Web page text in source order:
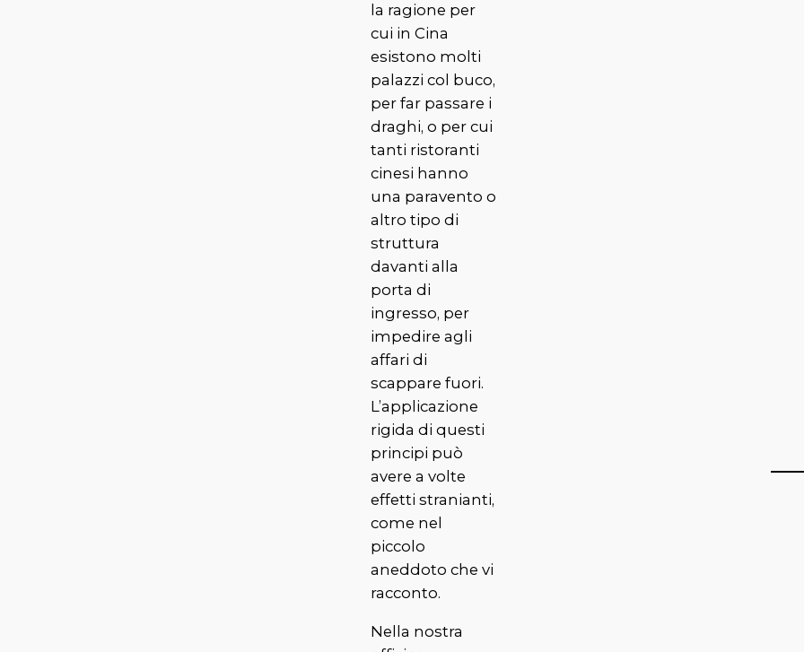
la ragione per
cui in Cina
esistono molti
palazzi col buco,
per far passare i
draghi, o per cui
tanti ristoranti
cinesi hanno
una paravento o
altro tipo di
struttura
davanti alla
porta di
ingresso, per
impedire agli
affari di
scappare fuori.
L’applicazione
rigida di questi
principi può
avere a volte
effetti stranianti,
come nel
piccolo
aneddoto che vi
racconto.
Nella nostra